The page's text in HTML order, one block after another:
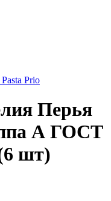
Pasta Prio
Перья
А ГОСТ
шт)